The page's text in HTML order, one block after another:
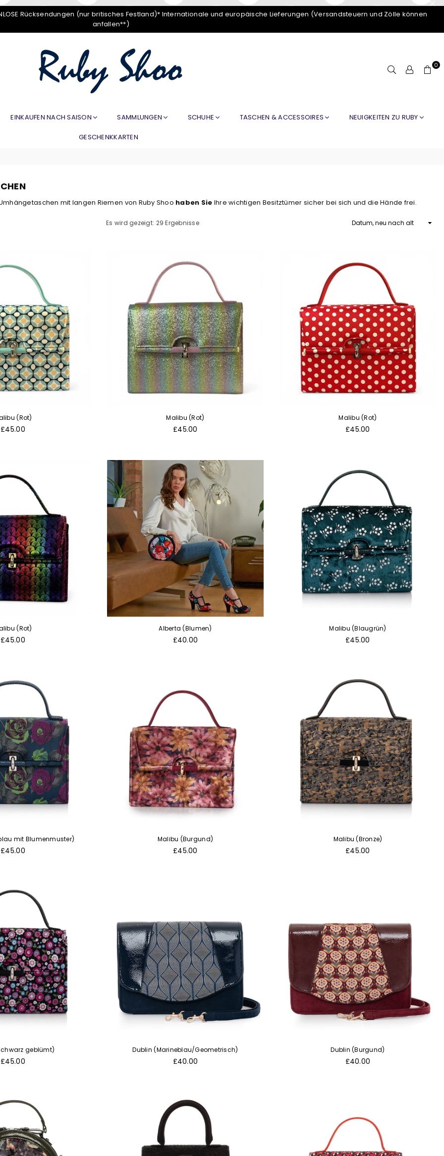
Rücksendungen (nur britisches Festland)* Internationale und europäische Lieferungen (Versandsteuern und Zölle können
anfallen**)
0
EINKAUFEN NACH SAISON SAMMLUNGEN SCHUHE TASCHEN & ACCESSOIRES NEUIGKEITEN ZU RUBY
GESCHENKKARTEN
mit langen Riemen von Ruby Shoo haben Sie Ihre wichtigen Besitztümer sicher bei sich und die Hände frei.
Es wird gezeigt: 29 Ergebnisse Sortieren
(Rot)
Normaler
£45.00
Malibu (Rot)
Normaler
£45.00
Malibu (Rot)
Normaler
£45.00
(Rot)
Normaler
£45.00
Alberta (Blumen)
Normaler
£40.00
Malibu (Blaugrün)
Normaler
£45.00
mit Blumenmuster)
Normaler
£45.00
Malibu (Burgund)
Normaler
£45.00
Malibu (Bronze)
Normaler
£45.00
geblümt)
Normaler
£45.00
Dublin (Marineblau/Geometrisch)
Normaler
£40.00
Dublin (Burgund)
Normaler
£40.00